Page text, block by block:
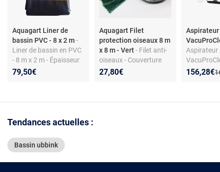
Aquagart Liner de
bassin PVC - 8 x 2 m-
Liner de bassin en PVC
- 8 m x 2 m - Épaisseur
0,5 mm - Haute
79,50€
Aquagart Filet
protection oiseaux 8 m
x 8 m - Vert- Filet anti-
oiseaux - Couverture
pour arbres fruitiers -
27,80€
Aspirateur
Nouveau
156,28€
Tendances actuelles :
Bassin ubbink